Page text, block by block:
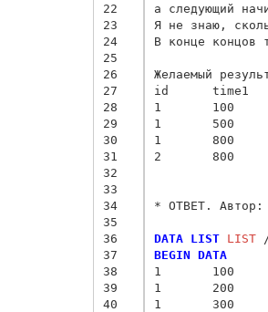
22
23
24
25
26
27
28
29
30
31
32
33
34
35
36
37
38
39
40
а следующий
Я не знаю,
В конце концов
Желаемый
id      time1
1       100
1       500
1       800
2       800
* ОТВЕТ. Автор:
DATA LIST LIST
BEGIN DATA
1       100
1       200
1       300